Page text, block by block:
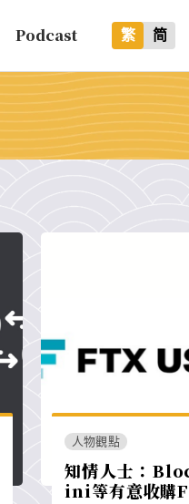
Podcast 繁 简
人物觀點
知情人士：
ini等有意收購